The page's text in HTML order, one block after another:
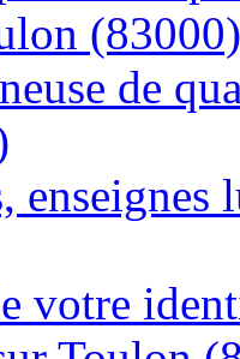
(83000)
de
enseignes
votre